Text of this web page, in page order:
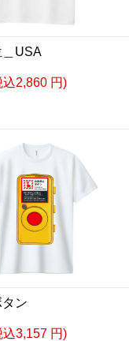
＿USA
込2,860 円)
ン
込3,157 円)